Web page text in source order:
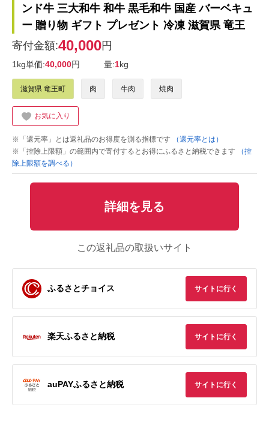
ンド牛 三大和牛 和牛 黒毛和牛 国産 バーベキュ
ー 贈り物 ギフト プレゼント 冷凍 滋賀県 竜王
寄付金額:40,000円
1kg単価:40,000円 量:1kg
滋賀県 竜王町 肉 牛肉 焼肉
お気に入り
※「還元率」とは返礼品のお得度を測る指標です
（還元率とは）
※「控除上限額」の範囲内で寄付するとお得にふるさと納税できます
（控
除上限額を調べる）
詳細を見る
この返礼品の取扱いサイト
ふるさとチョイス サイトに行く
楽天ふるさと納税 サイトに行く
auPAYふるさと納税 サイトに行く